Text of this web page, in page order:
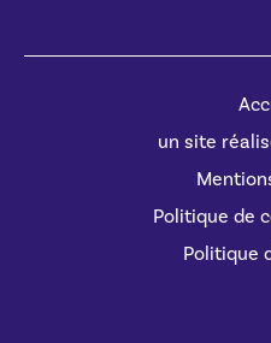
un site
Politique de
Politique